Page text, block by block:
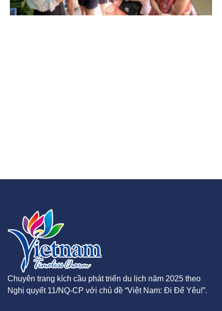
Chuyên trang kích cầu phát triển du lịch năm 2025 theo
Nghị quyết 11/NQ-CP với chủ đề “Việt Nam: Đi Để Yêu!”.